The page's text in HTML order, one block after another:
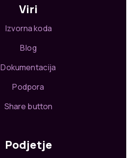
Viri
Izvorna koda
Blog
Dokumentacija
Podpora
Share button
Podjetje